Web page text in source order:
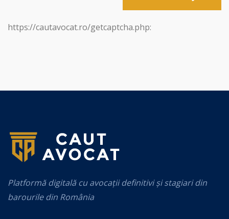
https://cautavocat.ro/getcaptcha.php:
Platformă digitală cu avocații definitivi și stagiari din
barourile din România